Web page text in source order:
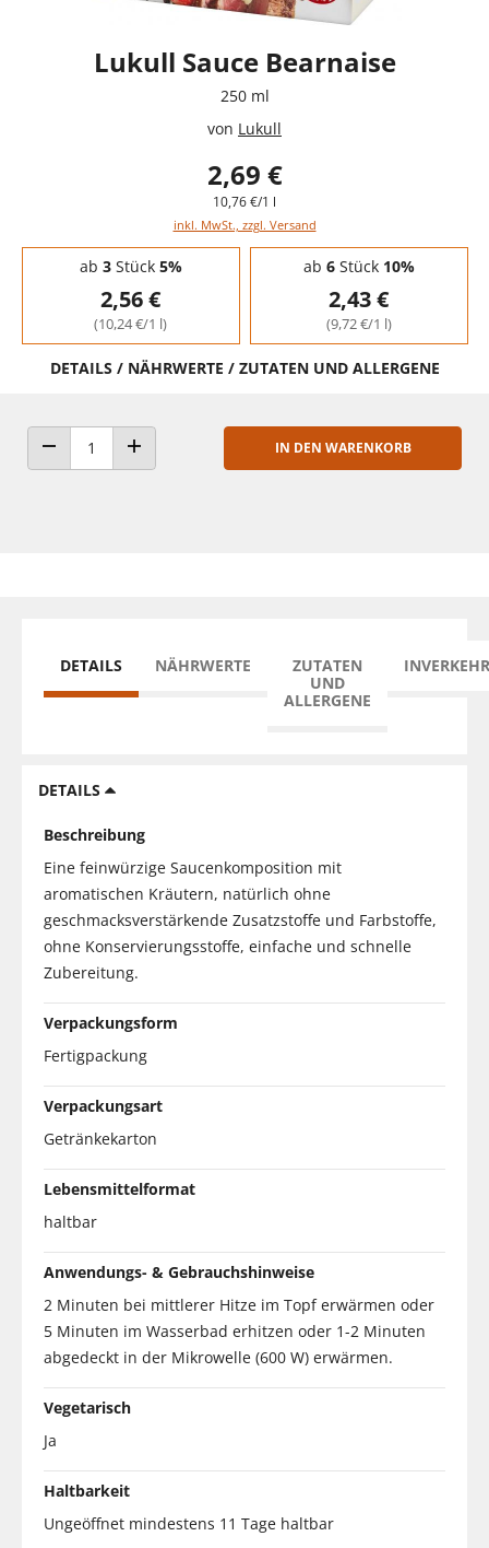
Lukull Sauce Bearnaise
250 ml
von Lukull
2,69 €
10,76 €/1 l
inkl. MwSt., zzgl. Versand
Staffelpreise - Mengenrabatt
ab 3Stück 5%
2,56 €
(10,24 €/1 l)
ab 6Stück 10%
2,43 €
(9,72 €/1 l)
DETAILS / NÄHRWERTE / ZUTATEN UND ALLERGENE
ANZAHL VERRINGERNANZAHL ERHÖHEN
IN DEN WARENKORB
DETAILS NÄHRWERTE
ZUTATEN
UND
ALLERGENE
DETAILS
Beschreibung
Eine feinwürzige Saucenkomposition mit
aromatischen Kräutern, natürlich ohne
geschmacksverstärkende Zusatzstoffe und Farbstoffe,
ohne Konservierungsstoffe, einfache und schnelle
Zubereitung.
Verpackungsform
Fertigpackung
Verpackungsart
Getränkekarton
Lebensmittelformat
haltbar
Anwendungs- & Gebrauchshinweise
2 Minuten bei mittlerer Hitze im Topf erwärmen oder
5 Minuten im Wasserbad erhitzen oder 1-2 Minuten
abgedeckt in der Mikrowelle (600 W) erwärmen.
Vegetarisch
Ja
Haltbarkeit
Ungeöffnet mindestens 11 Tage haltbar